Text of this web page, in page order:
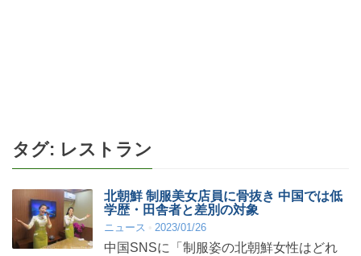
タグ: レストラン
北朝鮮 制服美女店員に骨抜き 中国では低
学歴・田舎者と差別の対象
ニュース 2023/01/26
中国SNSに「制服姿の北朝鮮女性はどれ